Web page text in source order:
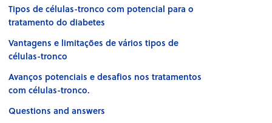
Tipos de células-tronco com potencial para o
tratamento do diabetes
Vantagens e limitações de vários tipos de
células-tronco
Avanços potenciais e desafios nos tratamentos
com células-tronco.
Questions and answers